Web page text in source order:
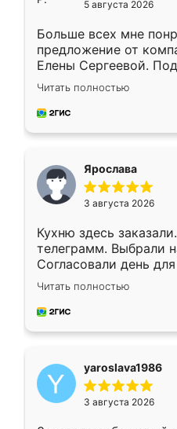
5 августа 2026
Больше всех мне
предложение от
Елены Сергеевой.
короткие сроки
для замера
предложил по моему
Читать полностью
Ярослава
3 августа 2026
Кухню здесь
телеграмм. Выбрали
Согласовали день
недели кухня была
довольны работой.
мебель за
Читать полностью
yaroslava1986
3 августа 2026